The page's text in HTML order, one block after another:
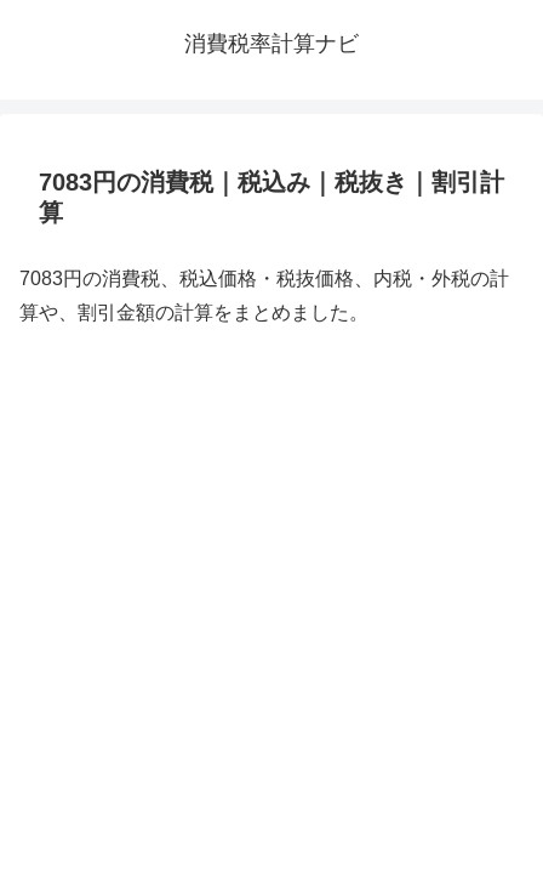
消費税率計算ナビ
7083円の消費税｜税込み｜税抜き｜割引計
算
7083円の消費税、税込価格・税抜価格、内税・外税の計
算や、割引金額の計算をまとめました。